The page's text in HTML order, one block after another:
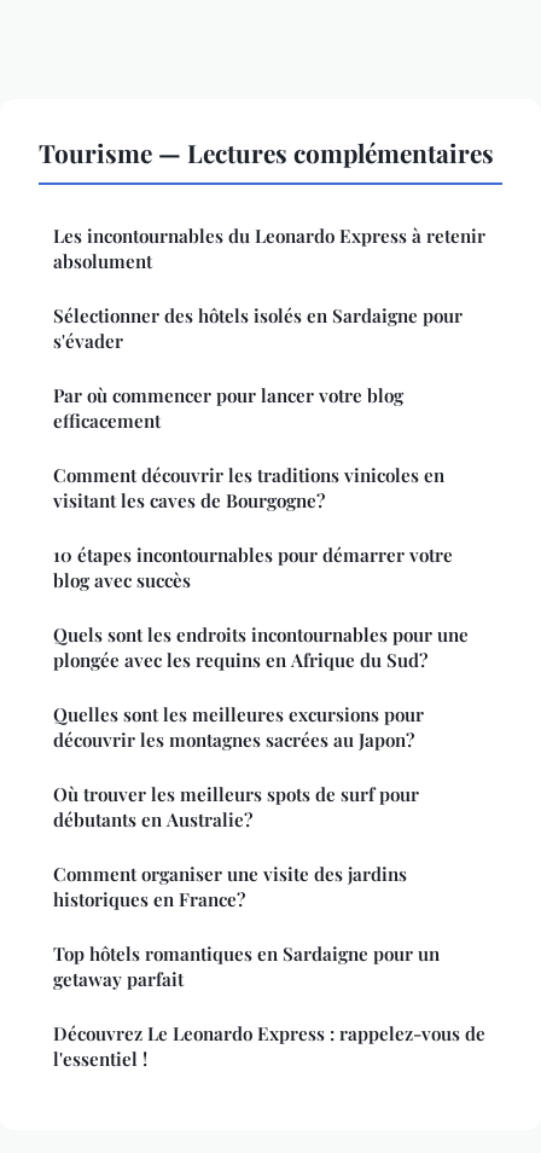
Tourisme — Lectures complémentaires
Les incontournables du Leonardo Express à retenir
absolument
Sélectionner des hôtels isolés en Sardaigne pour
s'évader
Par où commencer pour lancer votre blog
efficacement
Comment découvrir les traditions vinicoles en
visitant les caves de Bourgogne?
10 étapes incontournables pour démarrer votre
blog avec succès
Quels sont les endroits incontournables pour une
plongée avec les requins en Afrique du Sud?
Quelles sont les meilleures excursions pour
découvrir les montagnes sacrées au Japon?
Où trouver les meilleurs spots de surf pour
débutants en Australie?
Comment organiser une visite des jardins
historiques en France?
Top hôtels romantiques en Sardaigne pour un
getaway parfait
Découvrez Le Leonardo Express : rappelez-vous de
l'essentiel !